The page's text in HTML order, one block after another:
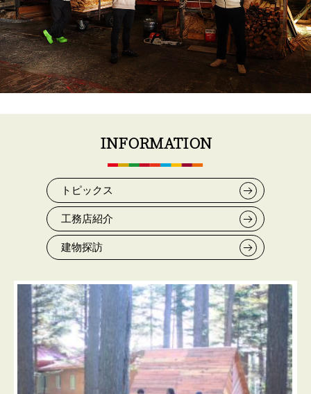
INFORMATION
トピックス
工務店紹介
建物探訪